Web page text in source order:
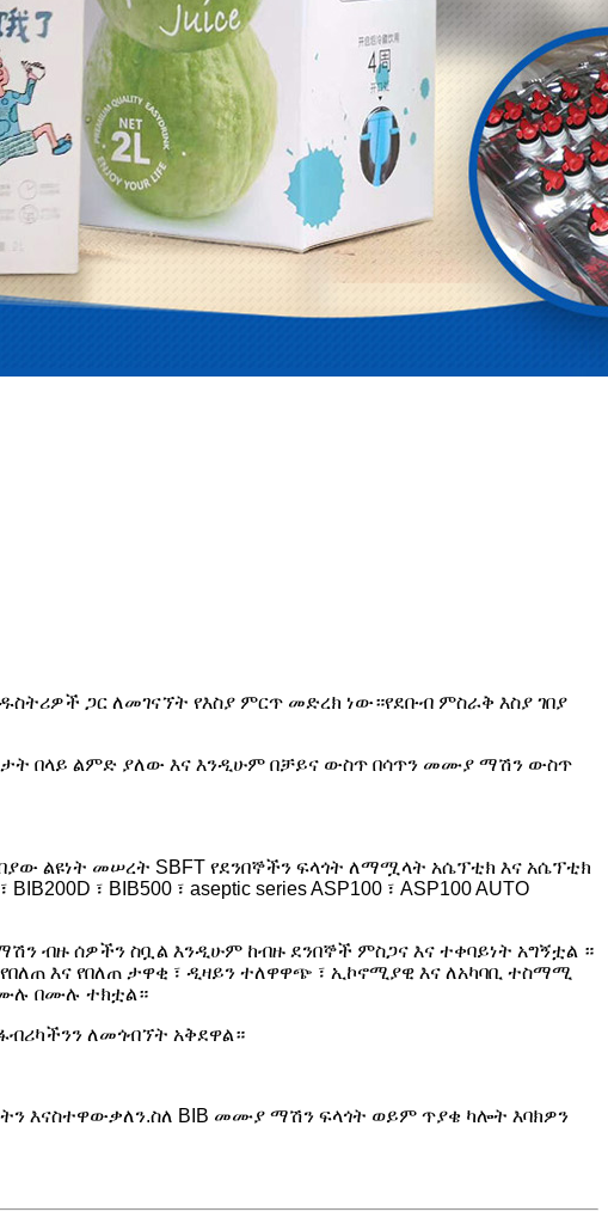
ጋር ለመገናኘት የእስያ ምርጥ መድረክ ነው።የደቡብ ምስራቅ እስያ ገበያ
ዓመታት በላይ ልምድ ያለው እና እንዲሁም በቻይና ውስጥ በሳጥን መሙያ ማሽን ውስጥ
ልዩነት መሠረት SBFT የደንበኞችን ፍላጎት ለማሟላት አሴፕቲክ እና አሴፕቲክ
፣ BIB500 ፣ aseptic series ASP100 ፣ ASP100 AUTO
ብዙ ሰዎችን ስቧል እንዲሁም ከብዙ ደንበኞች ምስጋና እና ተቀባይነት አግኝቷል ።
እና የበለጠ ታዋቂ ፣ ዲዛይን ተለዋዋጭ ፣ ኢኮኖሚያዊ እና ለአካባቢ ተስማሚ
ሙሉ በሙሉ ተክቷል።
ለመጎብኘት አቅደዋል።
እናስተዋውቃለን.ስለ BIB መሙያ ማሽን ፍላጎት ወይም ጥያቄ ካሎት እባክዎን